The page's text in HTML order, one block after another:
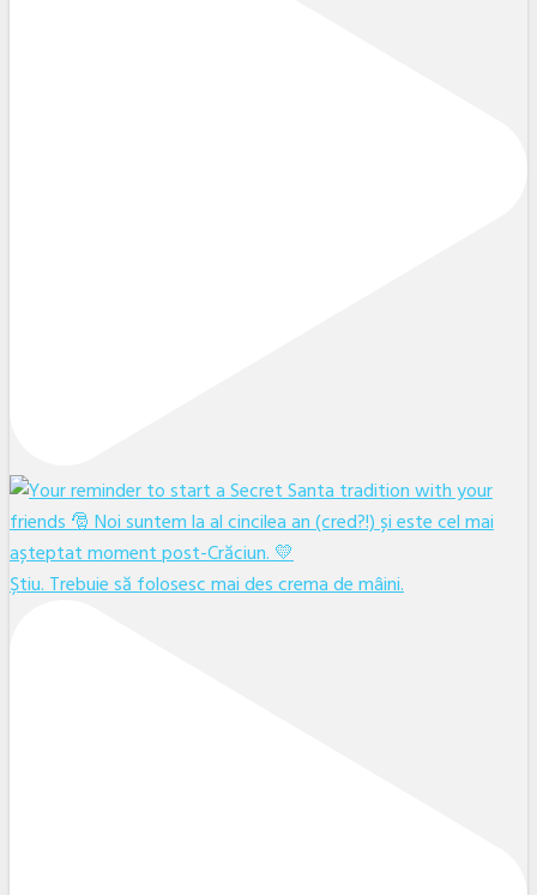
Știu. Trebuie să folosesc mai des crema de mâini.